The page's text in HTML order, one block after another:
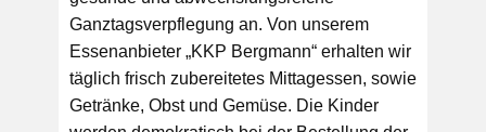
Ganztagsverpflegung an. Von unserem
Essenanbieter „KKP Bergmann“ erhalten wir
täglich frisch zubereitetes Mittagessen, sowie
Getränke, Obst und Gemüse. Die Kinder